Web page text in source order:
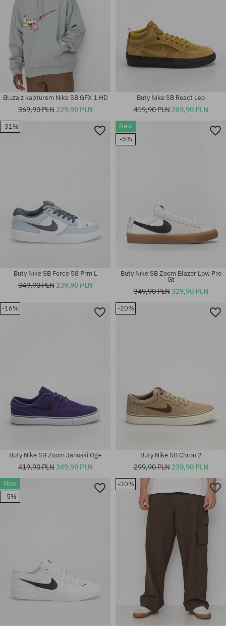
Dostępne rozmiary:
41; 42; 42.5; 43; 44; 44.5; 45;
Bluza z kapturem Nike SB GFX 1 HD
369,90 PLN 229,90 PLN
Buty Nike SB React Leo
419,90 PLN 289,90 PLN
-31%
Dostępne rozmiary:
48.5
Buty Nike SB Force 58 Prm L
349,90 PLN 239,90 PLN
New
-5%
38; 38.5; 39; 40; 40.5; 41; 42;
42.5; 43; 44; 44.5; 45; 45.5; 46;
Buty Nike SB Zoom Blazer Low Pro
Gt
349,90 PLN329,90 PLN
-16%
Buty Nike SB Zoom Janoski Og+
419,90 PLN349,90 PLN
-20%
Buty Nike SB Chron 2
299,90 PLN 239,90 PLN
New
-5%
-30%